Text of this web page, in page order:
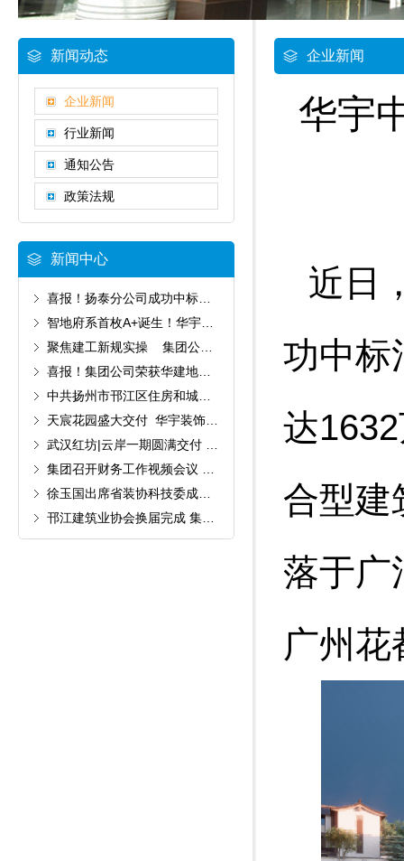
新闻动态
企业新闻
行业新闻
通知公告
政策法规
新闻中心
企业新闻
华宇
近日
功中标
达
合型建
落于广
广州